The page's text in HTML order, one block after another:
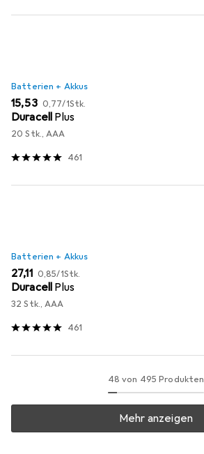
Batterien + Akkus
EUR
15,53 EUR
0,77/1Stk.
Duracell Plus
20 Stk., AAA
461
Batterien + Akkus
EUR
27,11 EUR
0,85/1Stk.
Duracell Plus
32 Stk., AAA
461
48 von 495 Produkten
Mehr anzeigen